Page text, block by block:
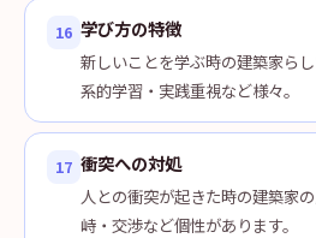
16 学び方の特徴
新しいことを学ぶ時の建築家ら
系的学習・実践重視など様々。
17 衝突への対処
人との衝突が起きた時の建築家
峙・交渉など個性があります。